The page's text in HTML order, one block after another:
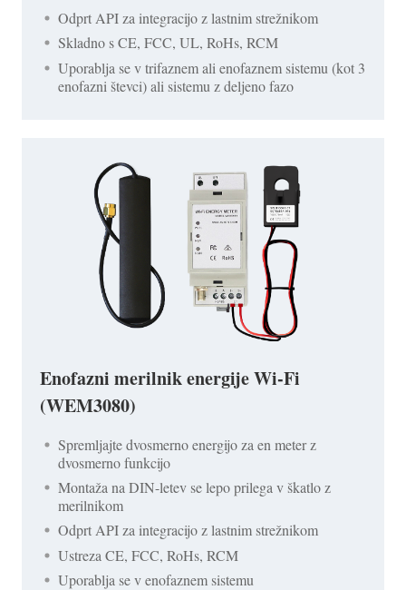
Odprt API za integracijo z lastnim strežnikom
Skladno s CE, FCC, UL, RoHs, RCM
Uporablja se v trifaznem ali enofaznem sistemu (kot 3
enofazni števci) ali sistemu z deljeno fazo
Enofazni merilnik energije Wi-Fi
(WEM3080)
Spremljajte dvosmerno energijo za en meter z
dvosmerno funkcijo
Montaža na DIN-letev se lepo prilega v škatlo z
merilnikom
Odprt API za integracijo z lastnim strežnikom
Ustreza CE, FCC, RoHs, RCM
Uporablja se v enofaznem sistemu